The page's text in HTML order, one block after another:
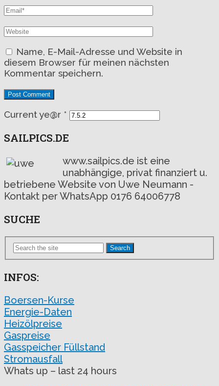
Name, E-Mail-Adresse und Website in
diesem Browser für meinen nächsten
Kommentar speichern.
Current ye@r *
SAILPICS.DE
www.sailpics.de ist eine
unabhängige, privat finanziert u.
betriebene Website von Uwe Neumann -
Kontakt per WhatsApp 0176 64006778
SUCHE
Search
INFOS:
Boersen-Kurse
Energie-Daten
Heizölpreise
Gaspreise
Gasspeicher Füllstand
Stromausfall
Whats up – last 24 hours